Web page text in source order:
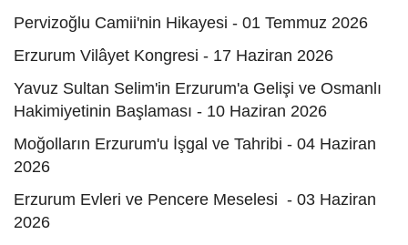
Pervizoğlu Camii'nin Hikayesi - 01 Temmuz 2026
Erzurum Vilâyet Kongresi - 17 Haziran 2026
Yavuz Sultan Selim'in Erzurum'a Gelişi ve Osmanlı
Hakimiyetinin Başlaması - 10 Haziran 2026
Moğolların Erzurum'u İşgal ve Tahribi - 04 Haziran
2026
Erzurum Evleri ve Pencere Meselesi - 03 Haziran
2026